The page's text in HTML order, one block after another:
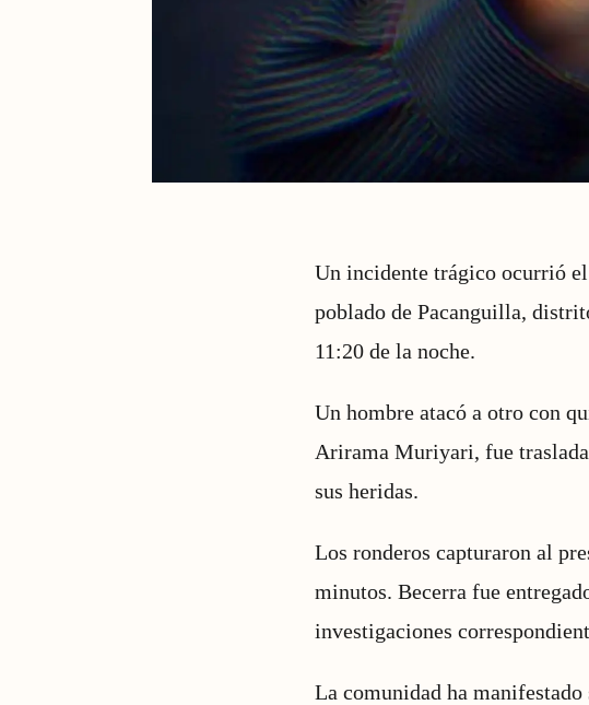
Un incidente trágico ocurrió
poblado de Pacanguilla,
11:20 de la noche.
Un hombre atacó a otro con
Arirama Muriyari, fue
sus heridas.
Los ronderos capturaron al
minutos. Becerra fue
investigaciones
La comunidad ha